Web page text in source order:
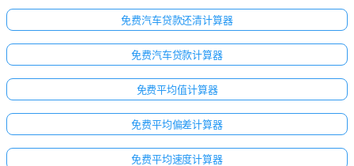
免费汽车贷款还清计算器
免费汽车贷款计算器
免费平均值计算器
免费平均偏差计算器
免费平均速度计算器